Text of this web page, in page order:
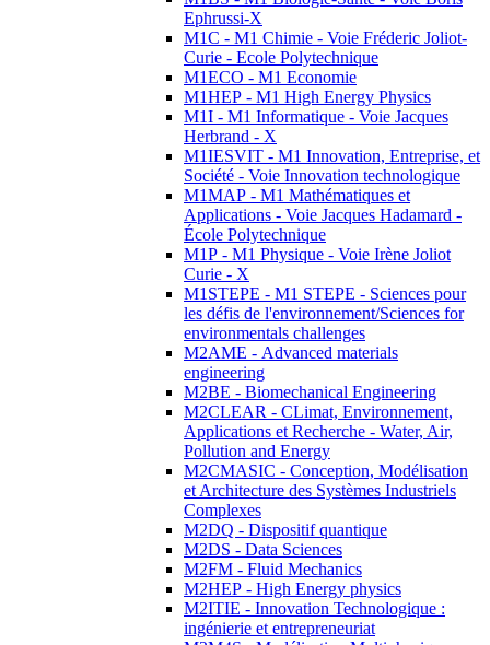
Ephrussi-X
M1C - M1 Chimie - Voie Fréderic Joliot-
Curie - Ecole Polytechnique
M1ECO - M1 Economie
M1HEP - M1 High Energy Physics
M1I - M1 Informatique - Voie Jacques
Herbrand - X
M1IESVIT - M1 Innovation, Entreprise, et
Société - Voie Innovation technologique
M1MAP - M1 Mathématiques et
Applications - Voie Jacques Hadamard -
École Polytechnique
M1P - M1 Physique - Voie Irène Joliot
Curie - X
M1STEPE - M1 STEPE - Sciences pour
les défis de l'environnement/Sciences for
environmentals challenges
M2AME - Advanced materials
engineering
M2BE - Biomechanical Engineering
M2CLEAR - CLimat, Environnement,
Applications et Recherche - Water, Air,
Pollution and Energy
M2CMASIC - Conception, Modélisation
et Architecture des Systèmes Industriels
Complexes
M2DQ - Dispositif quantique
M2DS - Data Sciences
M2FM - Fluid Mechanics
M2HEP - High Energy physics
M2ITIE - Innovation Technologique :
ingénierie et entrepreneuriat